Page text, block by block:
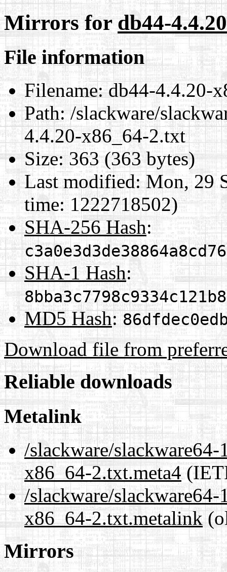
Mirrors fordb44-
File information
Filename:db44-4.4.20-
Path:/slackware/
4.4.20-x86_64-2.txt
Size:363 (363 bytes)
Last modified:Mon, 29
time: 1222718502)
SHA-256 Hash:
SHA-1 Hash:
MD5 Hash:
Download file from
Reliable downloads
Metalink
/slackware/
x86_64-2.txt.meta4
/slackware/
x86_64-2.txt.metalink
Mirrors